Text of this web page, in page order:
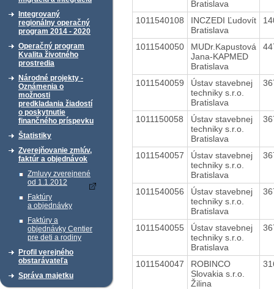
Integrovaný
regionálny operačný
program 2014 - 2020
Operačný program
Kvalita životného
prostredia
Národné projekty -
Oznámenia o
možnosti
predkladania žiadostí
o poskytnutie
finančného príspevku
Štatistiky
Zverejňovanie zmlúv,
faktúr a objednávok
Zmluvy zverejnené
od 1.1.2012
Faktúry
a objednávky
Faktúry a
objednávky Centier
pre deti a rodiny
Profil verejného
obstarávateľa
Správa majetku
Bratislava
1011540108
INCZEDI Ľudovít
Bratislava
1011540050
MUDr.Kapustová
Jana-KAPMED
Bratislava
1011540059
Ústav stavebnej
techniky s.r.o.
Bratislava
1011150058
Ústav stavebnej
techniky s.r.o.
Bratislava
1011540057
Ústav stavebnej
techniky s.r.o.
Bratislava
1011540056
Ústav stavebnej
techniky s.r.o.
Bratislava
1011540055
Ústav stavebnej
techniky s.r.o.
Bratislava
1011540047
ROBINCO
Slovakia s.r.o.
Žilina